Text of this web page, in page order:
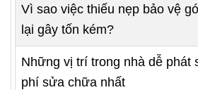
Vì sao việc thiếu nẹp bảo vệ
lại gây tốn kém?
Những vị trí trong nhà dễ phát
phí sửa chữa nhất